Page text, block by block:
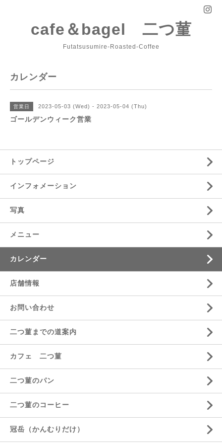
cafe＆bagel 二つ菫
Futatsusumire-Roasted-Coffee
カレンダー
営業日 2023-05-03 (Wed) - 2023-05-04 (Thu)
ゴールデンウィーク営業
トップページ
インフォメーション
写真
メニュー
カレンダー
店舗情報
お問い合わせ
二つ菫までの道案内
カフェ 二つ菫
二つ菫のパン
二つ菫のコーヒー
冠岳（かんむりだけ）